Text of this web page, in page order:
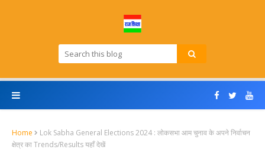
Home
Lok Sabha General Elections 2024 : लोकसभा आम चुनाव के अपने निर्वाचन
क्षेत्र का Trends/Results यहाँ देखें